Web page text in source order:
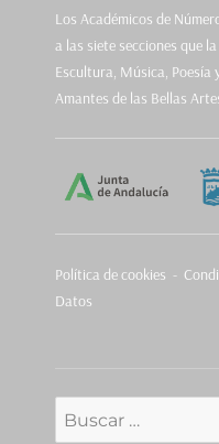
Los Académicos de
a las siete secciones que
Escultura, Música,
Amantes de las Bellas
Política de cookies -
Datos
Buscar